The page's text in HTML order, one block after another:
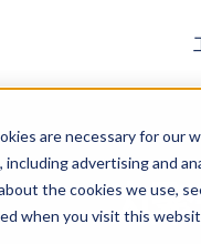
are necessary for our
advertising and
the cookies we use,
when you visit this
为